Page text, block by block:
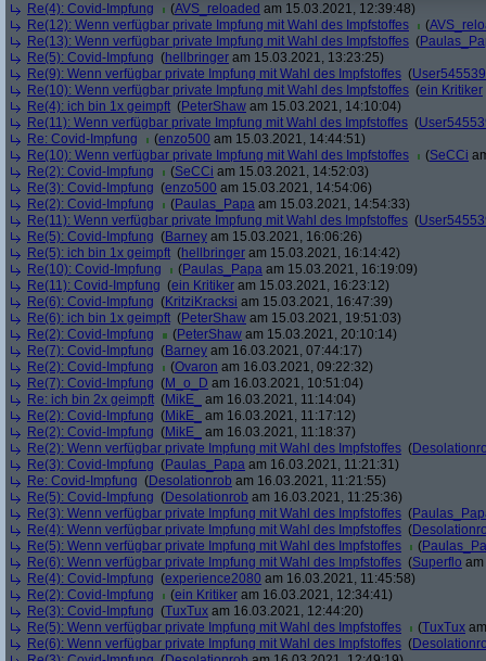
Re(4): Covid-Impfung (AVS_reloaded am 15.03.2021, 12:39:48)
Re(12): Wenn verfügbar private Impfung mit Wahl des Impfstoffes
(
Re(13): Wenn verfügbar private Impfung mit Wahl des Impfstoffes (
Re(5): Covid-Impfung (hellbringer am 15.03.2021, 13:23:25)
Re(9): Wenn verfügbar private Impfung mit Wahl des Impfstoffes (User545539
Re(10): Wenn verfügbar private Impfung mit Wahl des Impfstoffes (ein Kritiker
Re(4): ich bin 1x geimpft (PeterShaw am 15.03.2021, 14:10:04)
Re(11): Wenn verfügbar private Impfung mit Wahl des Impfstoffes (
Re: Covid-Impfung
(enzo500 am 15.03.2021, 14:44:51)
Re(10): Wenn verfügbar private Impfung mit Wahl des Impfstoffes
(SeCCi
Re(2): Covid-Impfung
(SeCCi am 15.03.2021, 14:52:03)
Re(3): Covid-Impfung (enzo500 am 15.03.2021, 14:54:06)
Re(2): Covid-Impfung
(Paulas_Papa am 15.03.2021, 14:54:33)
Re(11): Wenn verfügbar private Impfung mit Wahl des Impfstoffes (
Re(5): Covid-Impfung (Barney am 15.03.2021, 16:06:26)
Re(5): ich bin 1x geimpft (hellbringer am 15.03.2021, 16:14:42)
Re(10): Covid-Impfung
(Paulas_Papa am 15.03.2021, 16:19:09)
Re(11): Covid-Impfung (ein Kritiker am 15.03.2021, 16:23:12)
Re(6): Covid-Impfung (KritziKracksi am 15.03.2021, 16:47:39)
Re(6): ich bin 1x geimpft (PeterShaw am 15.03.2021, 19:51:03)
Re(2): Covid-Impfung
(PeterShaw am 15.03.2021, 20:10:14)
Re(7): Covid-Impfung (Barney am 16.03.2021, 07:44:17)
Re(2): Covid-Impfung
(Ovaron am 16.03.2021, 09:22:32)
Re(7): Covid-Impfung (M_o_D am 16.03.2021, 10:51:04)
Re: ich bin 2x geimpft (MikE_
am 16.03.2021, 11:14:04)
Re(2): Covid-Impfung (MikE_
am 16.03.2021, 11:17:12)
Re(2): Covid-Impfung (MikE_
am 16.03.2021, 11:18:37)
Re(2): Wenn verfügbar private Impfung mit Wahl des Impfstoffes (
Re(3): Covid-Impfung (Paulas_Papa am 16.03.2021, 11:21:31)
Re: Covid-Impfung (Desolationrob am 16.03.2021, 11:21:55)
Re(5): Covid-Impfung (Desolationrob am 16.03.2021, 11:25:36)
Re(3): Wenn verfügbar private Impfung mit Wahl des Impfstoffes (
Re(4): Wenn verfügbar private Impfung mit Wahl des Impfstoffes (
Re(5): Wenn verfügbar private Impfung mit Wahl des Impfstoffes
(
Re(6): Wenn verfügbar private Impfung mit Wahl des Impfstoffes (Superflo
Re(4): Covid-Impfung (experience2080 am 16.03.2021, 11:45:58)
Re(2): Covid-Impfung
(ein Kritiker am 16.03.2021, 12:34:41)
Re(3): Covid-Impfung (TuxTux am 16.03.2021, 12:44:20)
Re(5): Wenn verfügbar private Impfung mit Wahl des Impfstoffes
(TuxTux
Re(6): Wenn verfügbar private Impfung mit Wahl des Impfstoffes (